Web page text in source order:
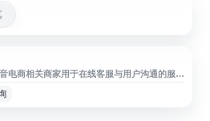
电商相关商家用于在线客服与用户沟通的服务
售后问题、订单沟通等客服场景。平台面向电
话管理和客户服务协作能力，帮助商家提升咨